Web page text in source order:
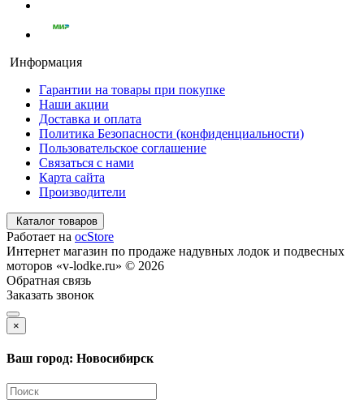
Информация
Гарантии на товары при покупке
Наши акции
Доставка и оплата
Политика Безопасности (конфиденциальности)
Пользовательское соглашение
Связаться с нами
Карта сайта
Производители
Каталог товаров
Работает на ocStore
Интернет магазин по продаже надувных лодок и подвесных
моторов «v-lodke.ru» © 2026
Обратная связь
Заказать звонок
×
Ваш город: Новосибирск